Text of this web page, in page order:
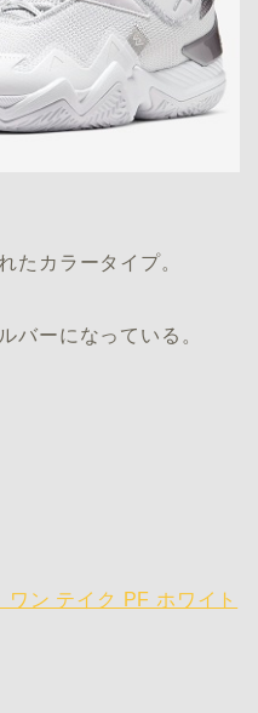
たカラータイプ。
バーになっている。
ン テイク PF ホワイト